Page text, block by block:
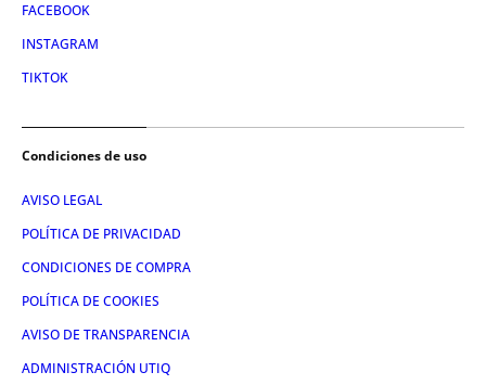
FACEBOOK
INSTAGRAM
TIKTOK
Condiciones de uso
AVISO LEGAL
POLÍTICA DE PRIVACIDAD
CONDICIONES DE COMPRA
POLÍTICA DE COOKIES
AVISO DE TRANSPARENCIA
ADMINISTRACIÓN UTIQ